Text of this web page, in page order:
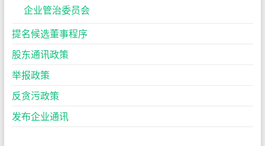
企业管治委员会
提名候选董事程序
股东通讯政策
举报政策
反贪污政策
发布企业通讯